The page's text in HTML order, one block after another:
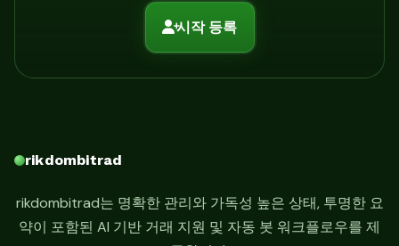
시작 등록
rikdombitrad
rikdombitrad는 명확한 관리와 가독성 높은 상태, 투명한 요
약이 포함된 AI 기반 거래 지원 및 자동 봇 워크플로우를 제